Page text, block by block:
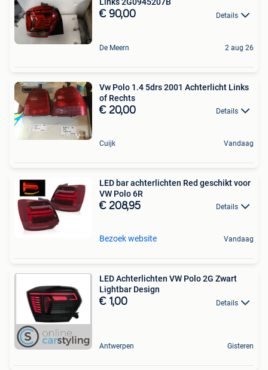
Links 2G0945207B
€ 90,00 Details
De Meern 2 aug 26
Vw Polo 1.4 5drs 2001 Achterlicht Links
of Rechts
€ 20,00 Details
Cuijk Vandaag
LED bar achterlichten Red geschikt voor
VW Polo 6R
€ 208,95 Details
Bezoek website Vandaag
LED Achterlichten VW Polo 2G Zwart
Lightbar Design
€ 1,00 Details
Antwerpen Gisteren